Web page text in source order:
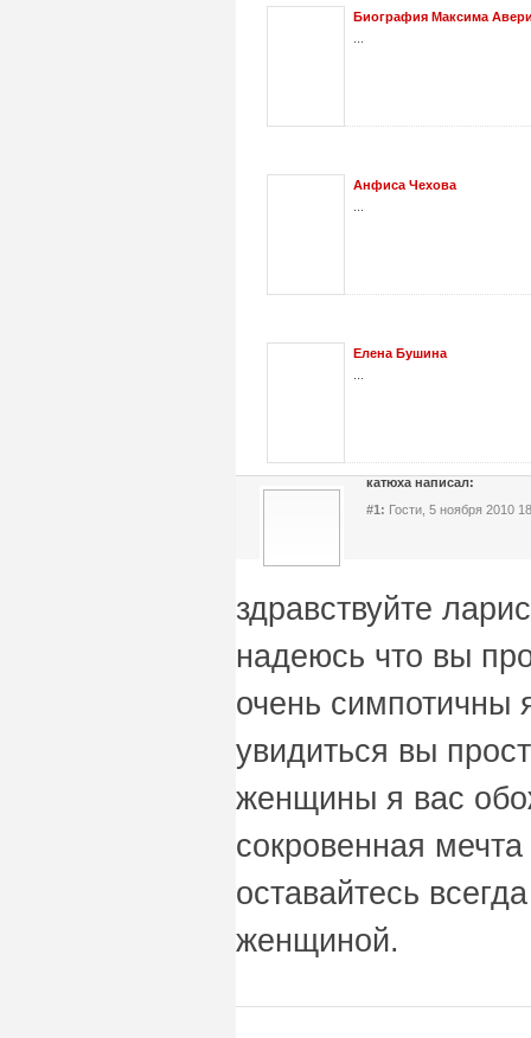
Биография Максима
Анфиса Чехова
Елена Бушина
катюха написал:
#1: Гости, 5 ноября 2010
здравствуйте
надеюсь что вы
очень симпотичны
увидиться вы
женщины я вас
сокровенная
оставайтесь
женщиной.